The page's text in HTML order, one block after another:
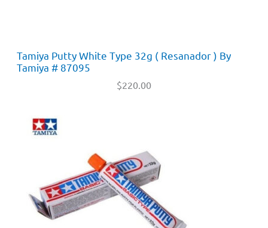
Tamiya Putty White Type 32g ( Resanador ) By
Tamiya # 87095
$220.00